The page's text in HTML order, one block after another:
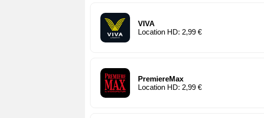
VIVA
Location HD: 2,99 €
PremiereMax
Location HD: 2,99 €